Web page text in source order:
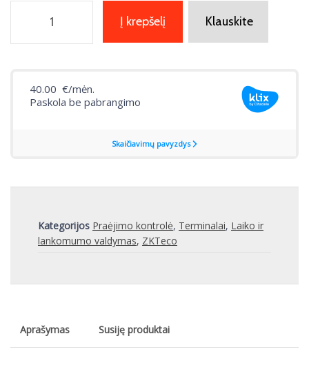
Į krepšelį Klauskite
Kategorijos Praėjimo kontrolė, Terminalai, Laiko ir
lankomumo valdymas, ZKTeco
Aprašymas Susiję produktai